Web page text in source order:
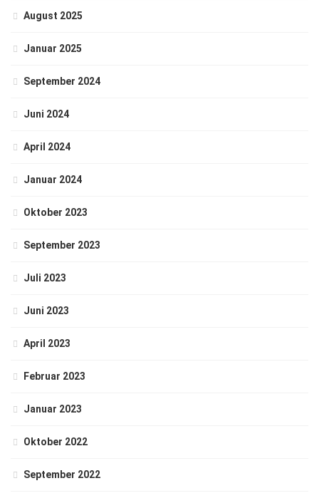
August 2025
Januar 2025
September 2024
Juni 2024
April 2024
Januar 2024
Oktober 2023
September 2023
Juli 2023
Juni 2023
April 2023
Februar 2023
Januar 2023
Oktober 2022
September 2022